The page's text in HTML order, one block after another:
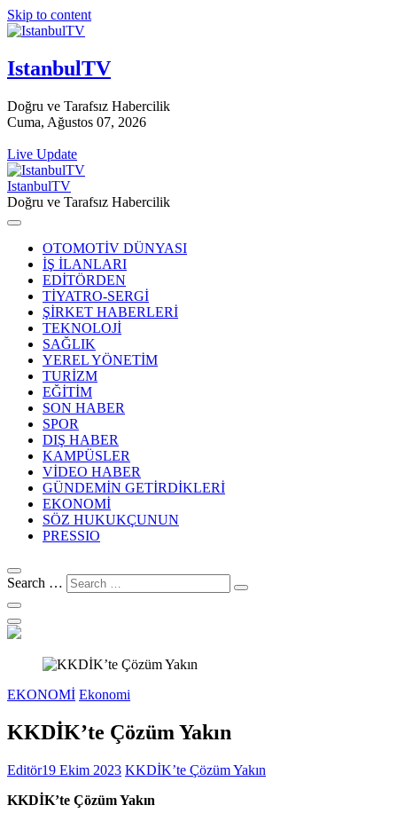
Skip to content
IstanbulTV
Doğru ve Tarafsız Habercilik
Cuma, Ağustos 07, 2026
Live Update
IstanbulTV
Doğru ve Tarafsız Habercilik
OTOMOTİV DÜNYASI
İŞ İLANLARI
EDİTÖRDEN
TİYATRO-SERGİ
ŞİRKET HABERLERİ
TEKNOLOJİ
SAĞLIK
YEREL YÖNETİM
TURİZM
EĞİTİM
SON HABER
SPOR
DIŞ HABER
KAMPÜSLER
VİDEO HABER
GÜNDEMİN GETİRDİKLERİ
EKONOMİ
SÖZ HUKUKÇUNUN
PRESSIO
Search …
EKONOMİ Ekonomi
KKDİK’te Çözüm Yakın
Editör19 Ekim 2023 KKDİK’te Çözüm Yakın
KKDİK’te Çözüm Yakın